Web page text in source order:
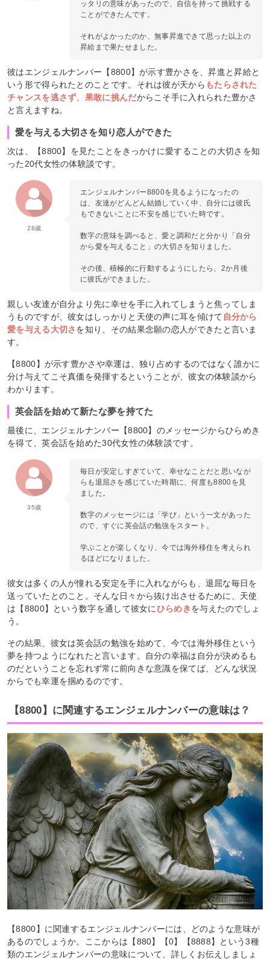
ッタリの意味があったので、自信を持って挑戦する
ことができたんです。
それがよかったのか、無事昇進できて思った以上の
昇給まで果たせました。
彼はエンジェルナンバー【8800】が示す豊かさを、昇進と昇給と
いう形で得られたとのことです。それは彼が天から もたらされた
チャンスを逃さず、果敢に挑んだからこそ手に入れられた豊かさ
と言えますね。
愛を与える大切さを知り恋人ができた
次は、【8800】を見たことをきっかけに愛することの大切さを知
った20代女性の体験談です。
28歳
エンジェルナンバー8800を見るようになったの
は、友達がどんどん結婚していく中、自分には彼氏
もできないことに不安を感じていた時です。
数字の意味を調べると、愛と調和だと分かり「自分
から愛を与えること」の大切さを知りました。
その後、積極的に行動するようにしたら、2か月後
に彼氏ができました。
親しい友達が自分より先に幸せを手に入れてしまうと焦ってしま
うものですが、彼女はしっかりと天使の声に耳を傾けて 自分から
愛を与える大切さを知り、その結果念願の恋人ができたと言いま
す。
【8800】が示す豊かさや幸運は、独り占めするのではなく誰かに
分け与えてこそ真価を発揮するということが、彼女の体験談から
わかります。
英会話を始めて新たな夢を持てた
最後に、エンジェルナンバー【8800】のメッセージからひらめき
を得て、英会話を始めた30代女性の体験談です。
35歳
毎日が安定しすぎていて、幸せなことだと思いなが
らも退屈さを感じていた時期に、何度も8800を見
ました。
数字のメッセージには「学び」という一文があった
ので、すぐに英会話の勉強をスタート。
学ぶことが楽しくなり、今では海外移住を考えられ
るほどになりました。
彼女は多くの人が憧れる安定を手に入れながらも、退屈な毎日を
送っていたとのこと。そんな日々から抜け出させるために、天使
は【8800】という数字を通して彼女にひらめきを与えたのでしょ
う。
その結果、彼女は英会話の勉強を始めて、今では海外移住という
夢を持つようになれたと言います。自分の幸福は自分が決めるも
のだということを忘れず常に前向きな意識を保てば、どんな状況
からでも幸運を掴めるのです。
【8800】に関連するエンジェルナンバーの意味は？
【8800】に関連するエンジェルナンバーには、どのような意味が
あるのでしょうか。ここからは【880】【0】【8888】という3種
類のエンジェルナンバーの意味について、詳しくお伝えしましょ